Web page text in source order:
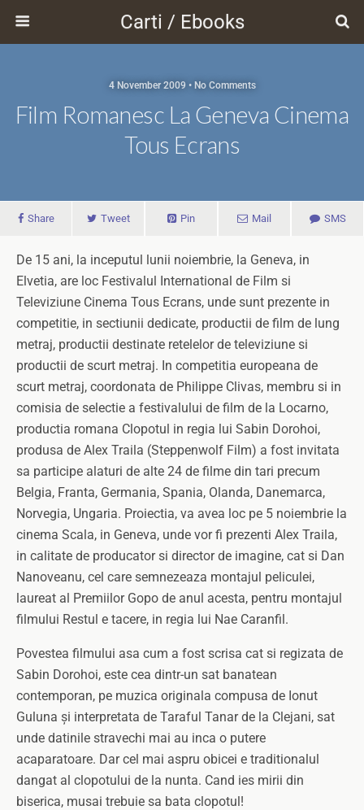
Carti / Ebooks
4 November 2009 • No Comments
Film Romanesc La Geneva Cinema
Tous Ecrans
Share Tweet Pin Mail SMS
De 15 ani, la inceputul lunii noiembrie, la Geneva, in
Elvetia, are loc Festivalul International de Film si
Televiziune Cinema Tous Ecrans, unde sunt prezente in
competitie, in sectiunii dedicate, productii de film de lung
metraj, productii destinate retelelor de televiziune si
productii de scurt metraj. In competitia europeana de
scurt metraj, coordonata de Philippe Clivas, membru si in
comisia de selectie a festivalului de film de la Locarno,
productia romana Clopotul in regia lui Sabin Dorohoi,
produsa de Alex Traila (Steppenwolf Film) a fost invitata
sa participe alaturi de alte 24 de filme din tari precum
Belgia, Franta, Germania, Spania, Olanda, Danemarca,
Norvegia, Ungaria. Proiectia, va avea loc pe 5 noiembrie la
cinema Scala, in Geneva, unde vor fi prezenti Alex Traila,
in calitate de producator si director de imagine, cat si Dan
Nanoveanu, cel care semnezeaza montajul peliculei,
laureat al Premiilor Gopo de anul acesta, pentru montajul
filmului Restul e tacere, in regia lui Nae Caranfil.
Povestea filmului asa cum a fost scrisa cat si regizata de
Sabin Dorohoi, este cea dintr-un sat banatean
contemporan, pe muzica originala compusa de Ionut
Guluna și interpretata de Taraful Tanar de la Clejani, sat
unde datinile stravechi mai au inca o putere
acaparatoare. Dar cel mai aspru obicei e traditionalul
dangat al clopotului de la nunta. Cand ies mirii din
biserica, musai trebuie sa bata clopotul!